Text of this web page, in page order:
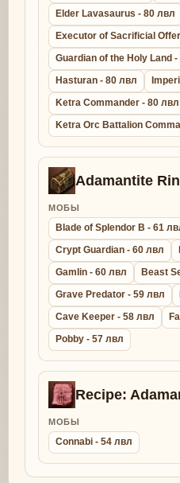
Elder Lavasaurus - 80 лвл
Executor of Sacrificial
Guardian of the Holy Land -
Hasturan - 80 лвл
Ketra Commander - 80 лвл
Ketra Orc Battalion
Adamantite
МОБЫ
Blade of Splendor B - 61
Crypt Guardian - 60 лвл
Gamlin - 60 лвл
Beast
Grave Predator - 59 лвл
Cave Keeper - 58 лвл
Pobby - 57 лвл
Recipe:
МОБЫ
Connabi - 54 лвл